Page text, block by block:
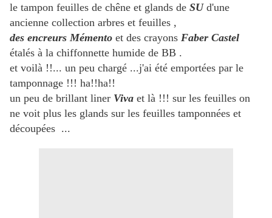
le tampon feuilles de chêne et glands de SU d'une
ancienne collection arbres et feuilles ,
des encreurs Mémento et des crayons Faber Castel
étalés à la chiffonnette humide de BB .
et voilà !!... un peu chargé ...j'ai été emportées par le
tamponnage !!! ha!!ha!!
un peu de brillant liner Viva et là !!! sur les feuilles on
ne voit plus les glands sur les feuilles tamponnées et
découpées ...